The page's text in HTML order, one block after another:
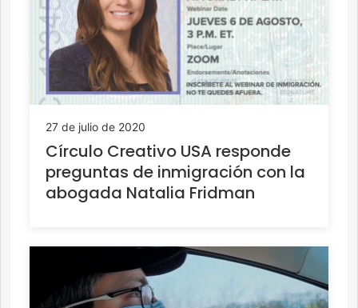
27 de julio de 2020
Círculo Creativo USA responde
preguntas de inmigración con la
abogada Natalia Fridman